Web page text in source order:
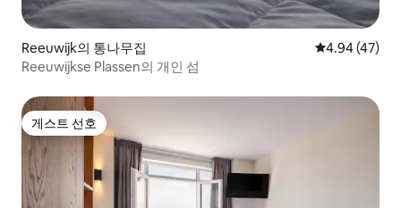
Reeuwijk의 통나무집 평점 4.94점(5
4.94 (47)
Reeuwijkse Plassen의 개인 섬
게스트 선호
게스트 선호